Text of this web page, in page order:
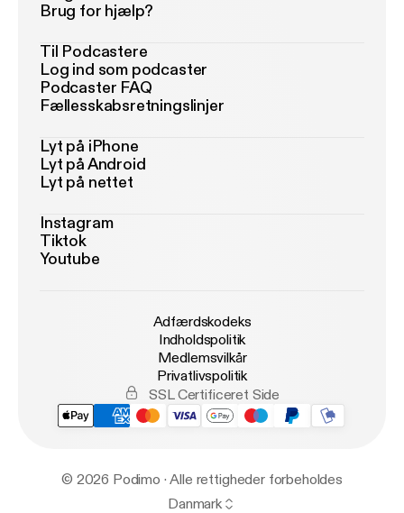
Brug for hjælp?
Til Podcastere
Log ind som podcaster
Podcaster FAQ
Fællesskabsretningslinjer
Lyt på iPhone
Lyt på Android
Lyt på nettet
Instagram
Tiktok
Youtube
Adfærdskodeks
Indholdspolitik
Medlemsvilkår
Privatlivspolitik
SSL Certificeret Side
© 2026 Podimo · Alle rettigheder forbeholdes
Danmark